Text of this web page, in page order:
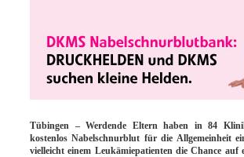
Tübingen – Werdende Eltern haben in 84
kostenlos Nabelschnurblut für die Allgemeinheit
vielleicht einem Leukämiepatienten die Chance auf